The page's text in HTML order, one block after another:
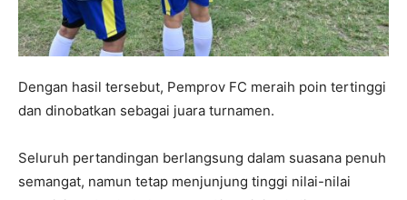
Dengan hasil tersebut, Pemprov FC meraih poin tertinggi
dan dinobatkan sebagai juara turnamen.
Seluruh pertandingan berlangsung dalam suasana penuh
semangat, namun tetap menjunjung tinggi nilai-nilai